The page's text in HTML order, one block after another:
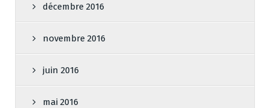
décembre 2016
novembre 2016
juin 2016
mai 2016